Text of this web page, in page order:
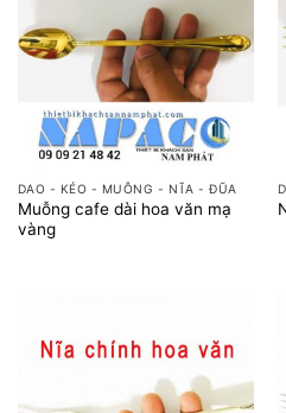
DAO - KÉO - MUỖNG - NĨA - ĐŨA
Muỗng cafe dài hoa văn mạ
vàng